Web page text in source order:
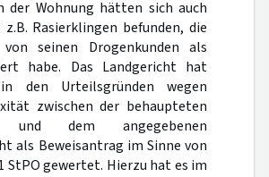
der Wohnung hätten sich auch
Rasierklingen befunden, die
seinen Drogenkunden als
habe. Das Landgericht hat
den Urteilsgründen wegen
zwischen der behaupteten
und dem angegebenen
als Beweisantrag im Sinne von
StPO gewertet. Hierzu hat es im